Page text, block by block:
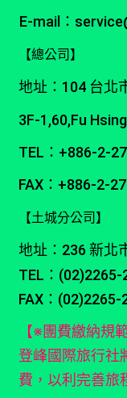
E-mail：
【總公司】
地址：104 台北
3F-1,60,Fu
TEL：+886-2-
FAX：+886-2-
【土城分公司】
地址：236 新北
TEL：(02)2265-
FAX：(02)2265-
【※團費繳納規
登峰國際旅行社
費，以利完善旅